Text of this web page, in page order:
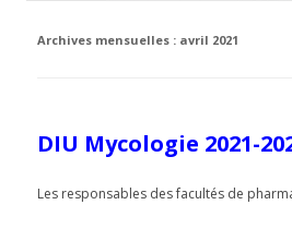
Archives mensuelles : avril 2021
DIU Mycologie 2021-
Les responsables des facultés de